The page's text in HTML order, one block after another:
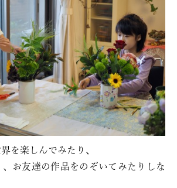
を楽しんでみたり、
お友達の作品をのぞいてみたりしな